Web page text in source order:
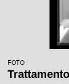
FOTO